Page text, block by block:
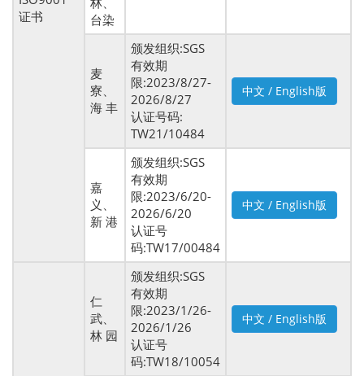
证书
台染
麦
寮、
海 丰
颁发组织:SGS
有效期
限:2023/8/27-
2026/8/27
认证号码:
TW21/10484
中文 / English版
嘉
义、
新 港
颁发组织:SGS
有效期
限:2023/6/20-
2026/6/20
认证号
码:TW17/00484
中文 / English版
仁
武、
林 园
颁发组织:SGS
有效期
限:2023/1/26-
2026/1/26
认证号
码:TW18/10054
中文 / English版